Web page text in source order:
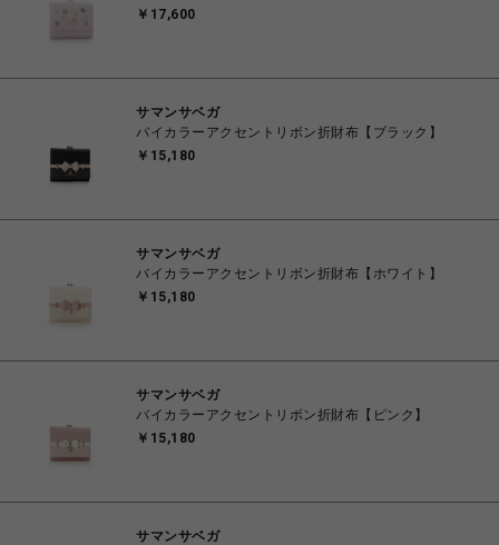
￥17,600
サマンサベガ
バイカラーアクセントリボン折財布【ブラック】
￥15,180
サマンサベガ
バイカラーアクセントリボン折財布【ホワイト】
￥15,180
サマンサベガ
バイカラーアクセントリボン折財布【ピンク】
￥15,180
サマンサベガ